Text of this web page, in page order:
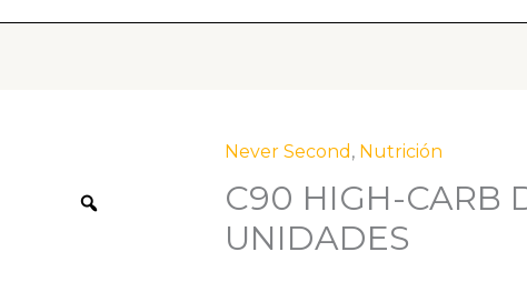
Never Second , Nutrición
C90 HIGH-CARB
UNIDADES